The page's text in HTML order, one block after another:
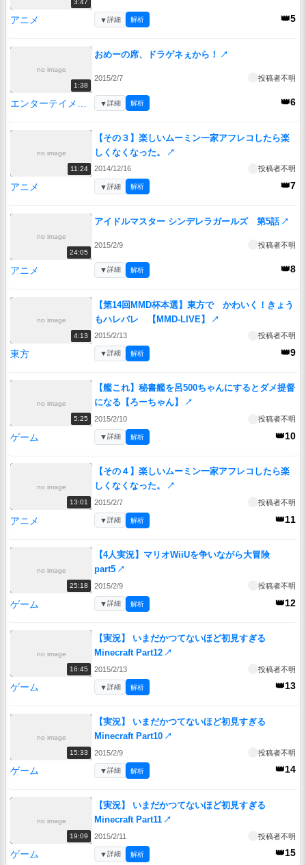
3:47
アニメ 👑5
▼詳細 解析
no image
1:38
おめーの席、ドラゲネぇから！ ↗
2015/2/7 投稿者不明
👑6
▼詳細 解析
no image
11:24
【その３】楽しいムーミン一家アフレコしたら楽
しくなくなった。
↗
2014/12/16 投稿者不明
アニメ 👑7
▼詳細 解析
no image
24:05
アイドルマスター シンデレラガールズ 第5話 ↗
2015/2/9 投稿者不明
アニメ 👑8
▼詳細 解析
no image
4:13
【第14回MMD杯本選】東方で かわいく！きょう
もハレバレ 【MMD-LIVE】
↗
2015/2/13 投稿者不明
東方 👑9
▼詳細 解析
no image
5:25
【艦これ】秘書艦を呂500ちゃんにするとダメ提督
になる【ろーちゃん】
↗
2015/2/10 投稿者不明
ゲーム 👑10
▼詳細 解析
no image
13:01
【その４】楽しいムーミン一家アフレコしたら楽
しくなくなった。
↗
2015/2/7 投稿者不明
アニメ 👑11
▼詳細 解析
no image
25:18
【4人実況】マリオWiiUを争いながら大冒険
part5 ↗
2015/2/9 投稿者不明
ゲーム 👑12
▼詳細 解析
no image
16:45
【実況】 いまだかつてないほど初見すぎる
Minecraft Part12 ↗
2015/2/13 投稿者不明
ゲーム 👑13
▼詳細 解析
no image
15:33
【実況】 いまだかつてないほど初見すぎる
Minecraft Part10 ↗
2015/2/9 投稿者不明
ゲーム 👑14
▼詳細 解析
no image
19:09
【実況】 いまだかつてないほど初見すぎる
Minecraft Part11 ↗
2015/2/11 投稿者不明
ゲーム 👑15
▼詳細 解析